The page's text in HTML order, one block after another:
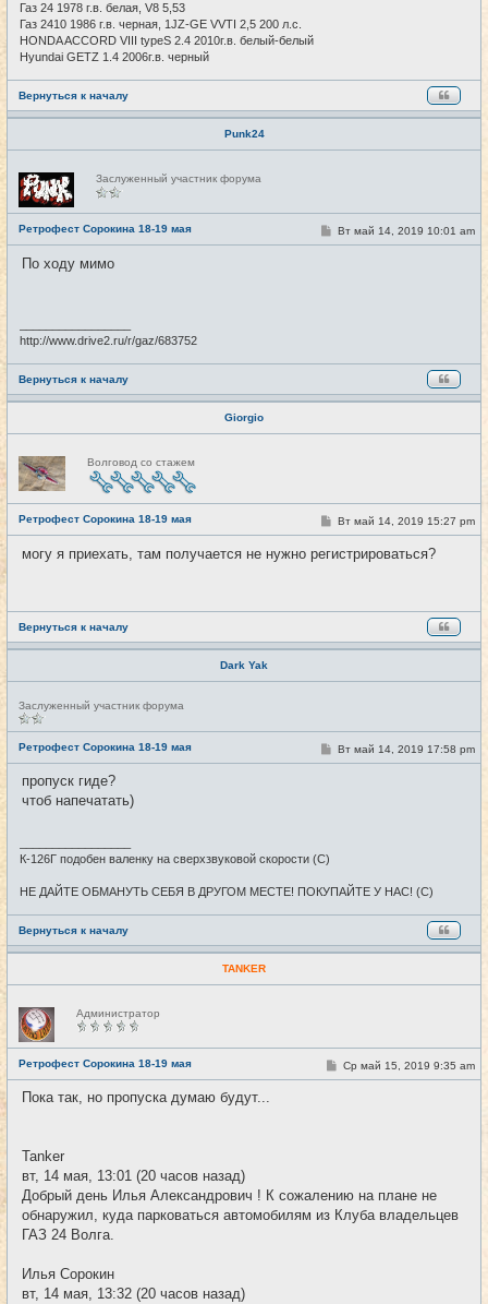
Газ 24 1978 г.в. белая, V8 5,53
Газ 2410 1986 г.в. черная, 1JZ-GE VVTI 2,5 200 л.с.
HONDA ACCORD VIII typeS 2.4 2010г.в. белый-белый
Hyundai GETZ 1.4 2006г.в. черный
Вернуться к началу
Punk24
Н
е
в
с
е
т
и
Заслуженный участник форума
Ретрофест Сорокина 18-19 мая #5
С
о
Вт май 14, 2019 10:01 am
По ходу мимо
http://www.drive2.ru/r/gaz/683752
Вернуться к началу
Giorgio
Н
е
в
с
е
т
и
Волговод со стажем
Ретрофест Сорокина 18-19 мая #6
С
о
б
и
Вт май 14, 2019 15:27 pm
могу я приехать, там получается не нужно регистрироваться?
Вернуться к началу
Dark Yak
Н
е
в
с
е
т
и
Заслуженный участник форума
Ретрофест Сорокина 18-19 мая #7
С
о
Вт май 14, 2019 17:58 pm
пропуск гиде?
чтоб напечатать)
К-126Г подобен валенку на сверхзвуковой скорости (С)
НЕ ДАЙТЕ ОБМАНУТЬ СЕБЯ В ДРУГОМ МЕСТЕ! ПОКУПАЙТЕ У НАС! (С)
Вернуться к началу
TANKER
Н
е
в
с
е
т
и
Администратор
Ретрофест Сорокина 18-19 мая #8
С
о
Ср май 15, 2019 9:35 am
Пока так, но пропуска думаю будут...
Tanker
вт, 14 мая, 13:01 (20 часов назад)
Добрый день Илья Александрович ! К сожалению на плане не
обнаружил, куда парковаться автомобилям из Клуба владельцев
ГАЗ 24 Волга.
Илья Сорокин
вт, 14 мая, 13:32 (20 часов назад)